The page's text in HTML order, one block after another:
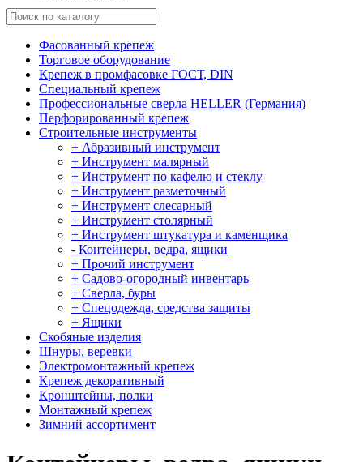
Фасованный крепеж
Торговое оборудование
Крепеж в промфасовке ГОСТ, DIN
Специальный крепеж
Профессиональные сверла HELLER (Германия)
Перфорированный крепеж
Строительные инструменты
+ Абразивный инструмент
+ Инструмент малярный
+ Инструмент по кафелю и стеклу
+ Инструмент разметочный
+ Инструмент слесарный
+ Инструмент столярный
+ Инструмент штукатура и каменщика
- Контейнеры, ведра, ящики
+ Прочий инструмент
+ Садово-огородный инвентарь
+ Сверла, буры
+ Спецодежда, средства защиты
+ Ящики
Скобяные изделия
Шнуры, веревки
Электромонтажный крепеж
Крепеж декоративный
Кронштейны, полки
Монтажный крепеж
Зимний ассортимент